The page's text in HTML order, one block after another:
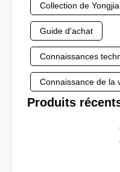
Collection de
Guide d'achat
Connaissances
Connaissance de la
Produits